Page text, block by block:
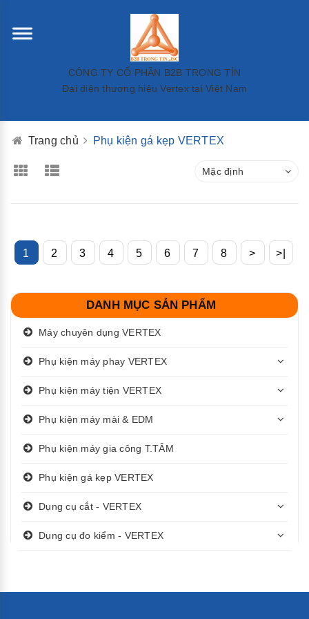
CÔNG TY CỔ PHẦN B2B TRỌNG TÍN
Đại diện thương hiệu Vertex tại Việt Nam
Trang chủ Phụ kiện gá kẹp VERTEX
Mặc định
1 2 3 4 5 6 7 8 > >|
DANH MỤC SẢN PHẨM
Máy chuyên dụng VERTEX
Phụ kiện máy phay VERTEX
Phụ kiện máy tiện VERTEX
Phụ kiện máy mài & EDM
Phụ kiện máy gia công T.TÂM
Phụ kiện gá kẹp VERTEX
Dụng cụ cắt - VERTEX
Dụng cụ đo kiểm - VERTEX